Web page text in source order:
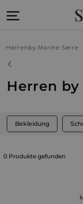
Herren by Marine Serre
Herren
Bekleidung
0 Produkte gefunden